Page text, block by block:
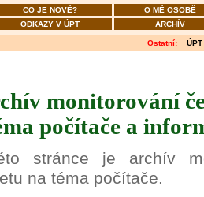
CO JE NOVÉ?
O MÉ OSOBĚ
ODKAZY V ÚPT ARCHÍV
Ostatní: ÚPT
monitorování
počítače a
stránce je archív
na téma počítače.